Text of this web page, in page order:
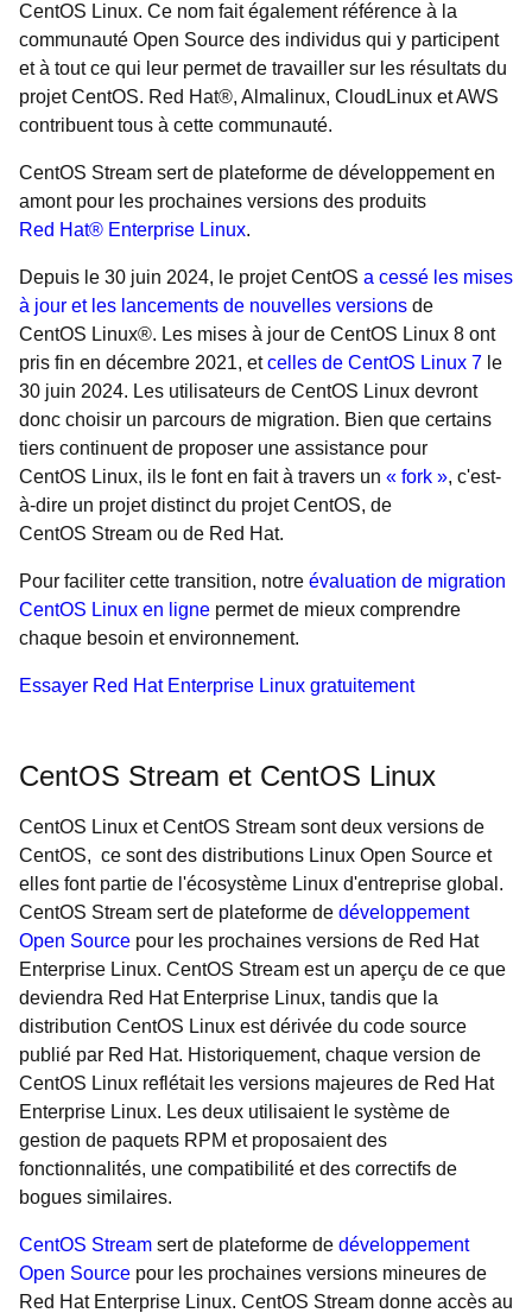
CentOS Linux. Ce nom fait également référence à la
communauté Open Source des individus qui y participent
et à tout ce qui leur permet de travailler sur les résultats du
projet CentOS. Red Hat®, Almalinux, CloudLinux et AWS
contribuent tous à cette communauté.
CentOS Stream sert de plateforme de développement en
amont pour les prochaines versions des produits
Red Hat® Enterprise Linux.
Depuis le 30 juin 2024, le projet CentOS a cessé les mises
à jour et les lancements de nouvelles versions de
CentOS Linux®. Les mises à jour de CentOS Linux 8 ont
pris fin en décembre 2021, etcelles de CentOS Linux 7 le
30 juin 2024. Les utilisateurs de CentOS Linux devront
donc choisir un parcours de migration. Bien que certains
tiers continuent de proposer une assistance pour
CentOS Linux, ils le font en fait à travers un « fork », c'est-
à-dire un projet distinct du projet CentOS, de
CentOS Stream ou de Red Hat.
Pour faciliter cette transition, notre évaluation de migration
CentOS Linux en ligne permet de mieux comprendre
chaque besoin et environnement.
Essayer Red Hat Enterprise Linux gratuitement
CentOS Stream et CentOS Linux
CentOS Linux et CentOS Stream sont deux versions de
CentOS, ce sont des distributions Linux Open Source et
elles font partie de l'écosystème Linux d'entreprise global.
CentOS Stream sert de plateforme de développement
Open Source pour les prochaines versions de Red Hat
Enterprise Linux. CentOS Stream est un aperçu de ce que
deviendra Red Hat Enterprise Linux, tandis que la
distribution CentOS Linux est dérivée du code source
publié par Red Hat. Historiquement, chaque version de
CentOS Linux reflétait les versions majeures de Red Hat
Enterprise Linux. Les deux utilisaient le système de
gestion de paquets RPM et proposaient des
fonctionnalités, une compatibilité et des correctifs de
bogues similaires.
CentOS Stream sert de plateforme de développement
Open Source pour les prochaines versions mineures de
Red Hat Enterprise Linux. CentOS Stream donne accès au